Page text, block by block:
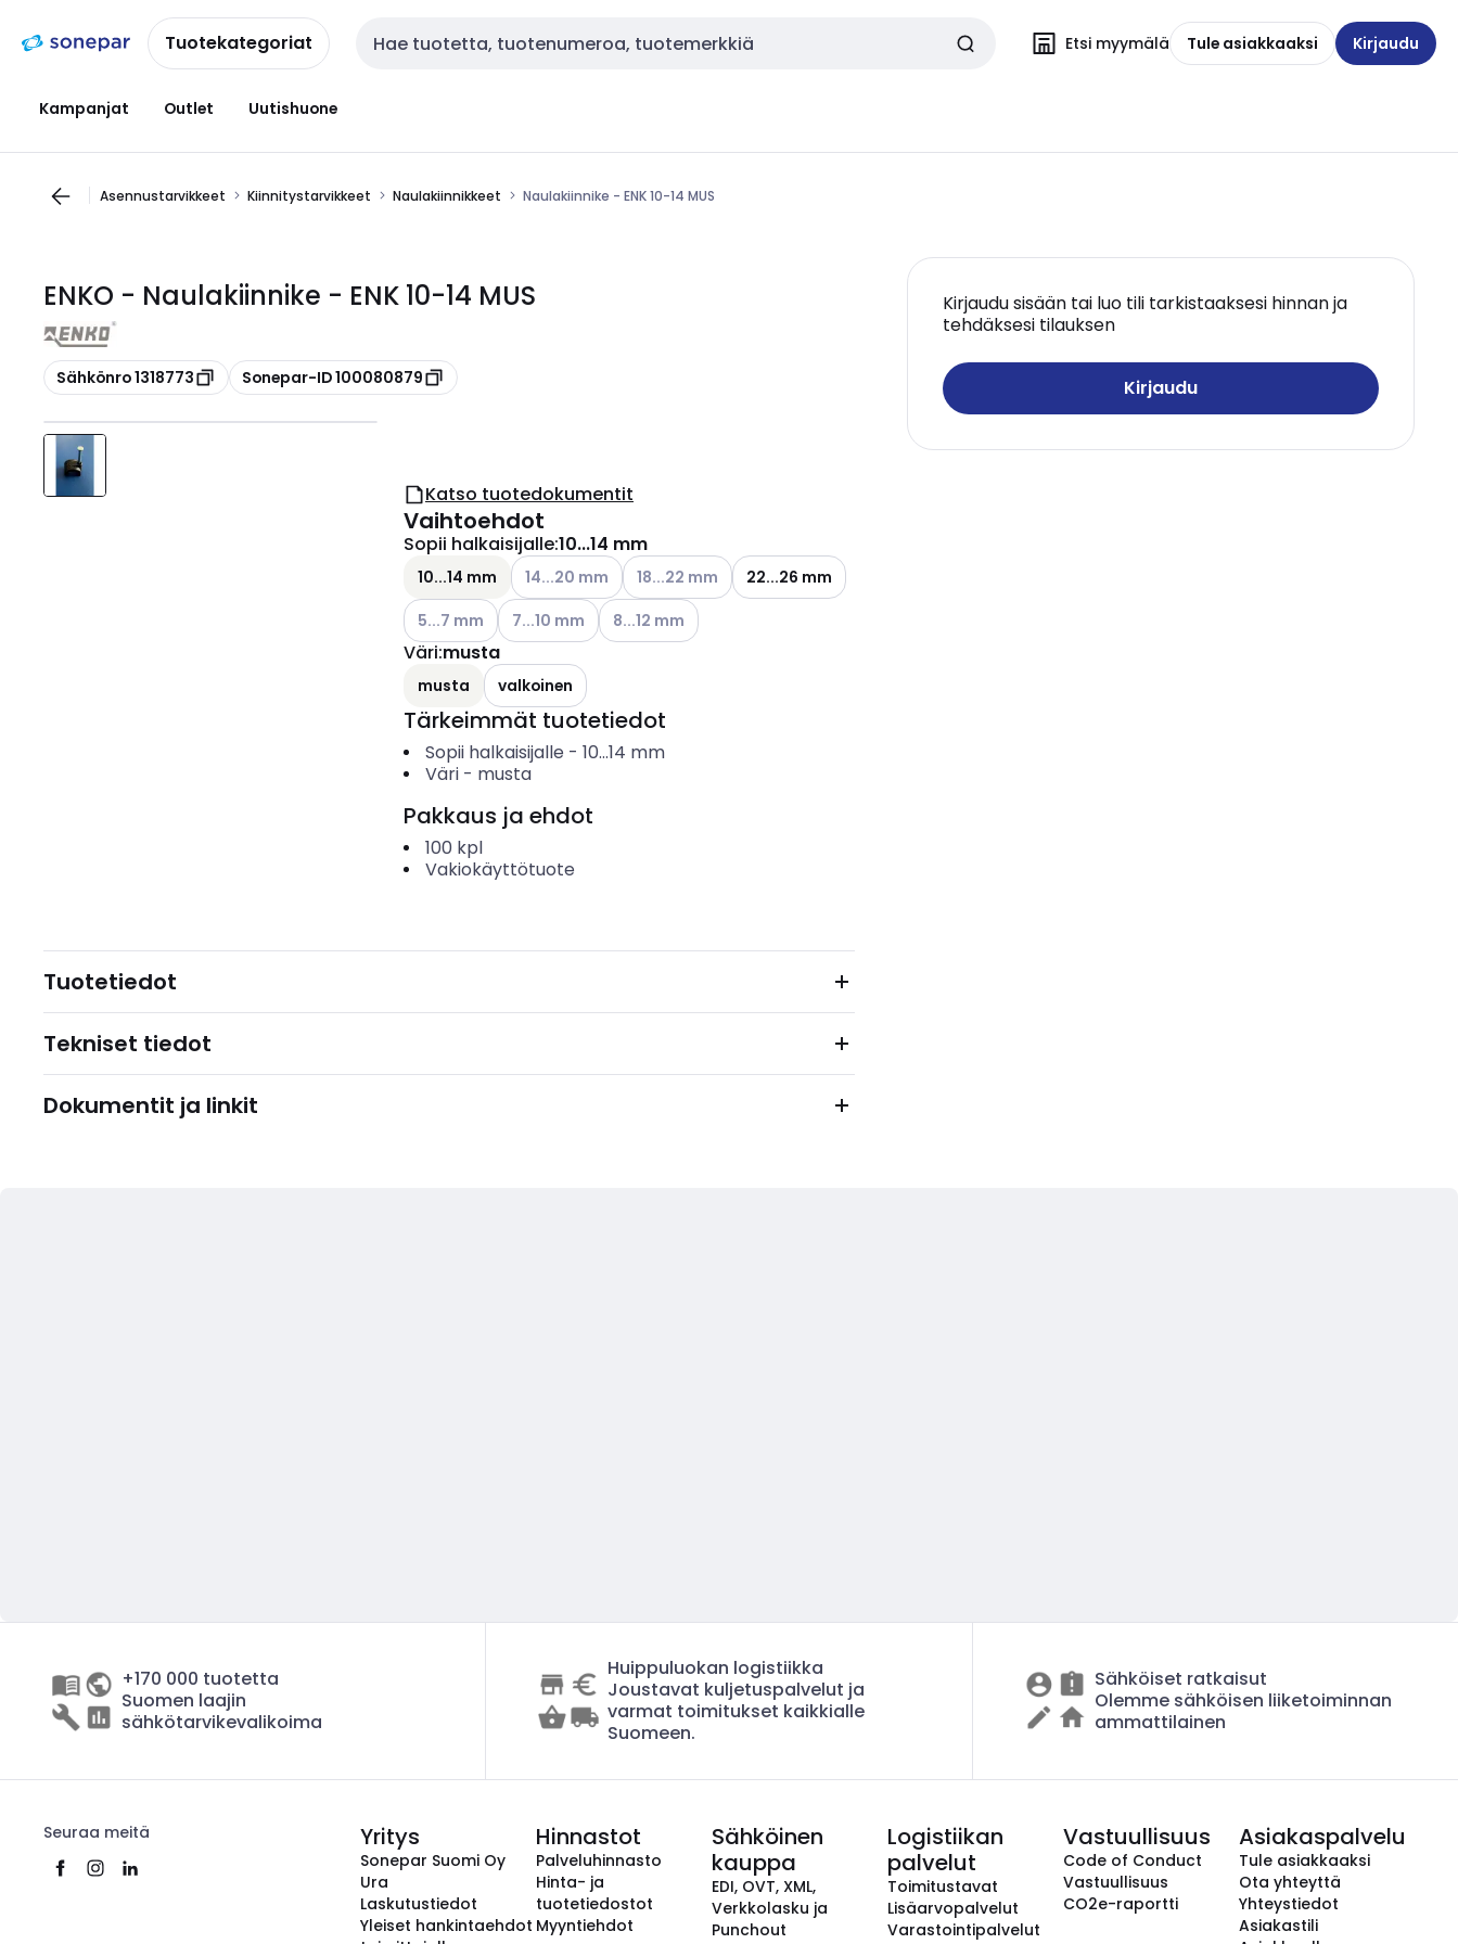
navigointiinsisältöönTuotekategoriat Haku Etsi myymälä Tule asiakkaaksi Kirjaudu
Kampanjat Outlet Uutishuone
Asennustarvikkeet Kiinnitystarvikkeet Naulakiinnikkeet Naulakiinnike - ENK 10-14 MUS
ENKO - Naulakiinnike - ENK 10-14 MUS
Kopioi
Sähkönro 1318773 Kopioi
Sonepar-ID 100080879
Kirjaudu sisään tai luo tili tarkistaaksesi hinnan ja
tehdäksesi tilauksen
Kirjaudu
Katso tuotedokumentit
Vaihtoehdot
Sopii halkaisijalle:10...14 mm
10...14 mm Katso käytettävissä olevat vaihtoehdot
14...20 mm Katso käytettävissä olevat vaihtoehdot
18...22 mm
22...26 mm
Katso käytettävissä olevat vaihtoehdot
5...7 mm Katso käytettävissä olevat vaihtoehdot
7...10 mm Katso käytettävissä olevat vaihtoehdot
8...12 mm
Väri:musta
musta valkoinen
Tärkeimmät tuotetiedot
Sopii halkaisijalle - 10...14 mm
Väri- musta
Pakkaus ja ehdot
100 kpl
Vakiokäyttötuote
Tuotetiedot
Tekniset tiedot
Dokumentit ja linkit
+170 000 tuotetta
Suomen laajin
sähkötarvikevalikoima
Huippuluokan logistiikka
Joustavat kuljetuspalvelut ja
varmat toimitukset kaikkialle
Suomeen.
Sähköiset ratkaisut
Olemme sähköisen liiketoiminnan
ammattilainen
Seuraa meitä Yritys
Sonepar Suomi Oy
Ura
Laskutustiedot
Yleiset hankintaehdot
Hinnastot
Palveluhinnasto
Hinta- ja
tuotetiedostot
Myyntiehdot
Sähköinen
kauppa
EDI, OVT, XML,
Verkkolasku ja
Punchout
Logistiikan
palvelut
Toimitustavat
Lisäarvopalvelut
Varastointipalvelut
Vastuullisuus
Code of Conduct
Vastuullisuus
CO2e-raportti
Asiakaspalvelu
Tule asiakkaaksi
Ota yhteyttä
Yhteystiedot
Asiakastili